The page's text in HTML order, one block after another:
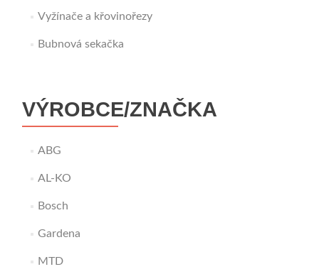
Vyžínače a křovinořezy
Bubnová sekačka
VÝROBCE/ZNAČKA
ABG
AL-KO
Bosch
Gardena
MTD